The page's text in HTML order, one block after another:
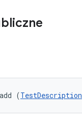
(TestDescription